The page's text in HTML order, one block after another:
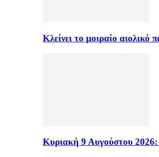
Κλείνει το μοιραίο
Κυριακή 9 Αυγούστου